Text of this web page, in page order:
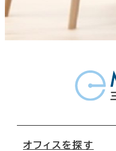
オフィスを探す